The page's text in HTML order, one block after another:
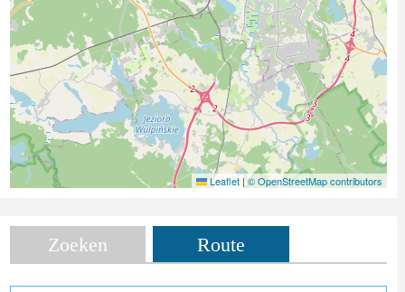
Leaflet | © OpenStreetMap contributors
Zoeken Route